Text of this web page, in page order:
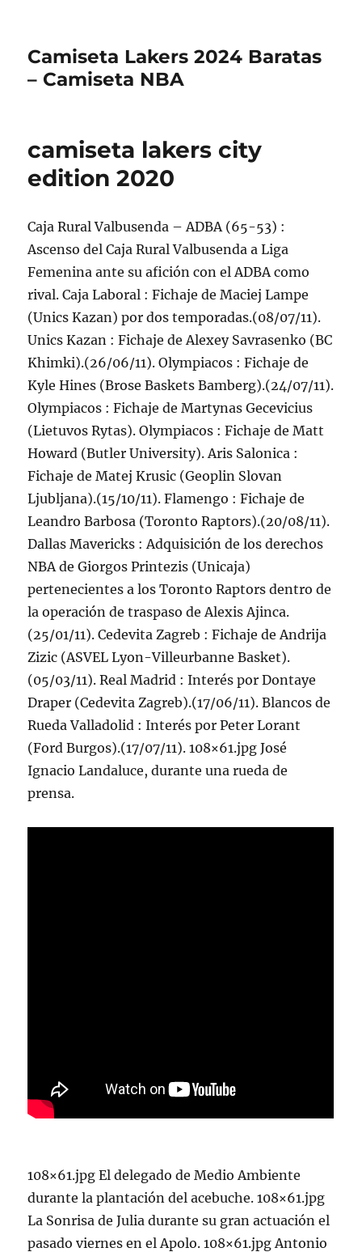
Camiseta Lakers 2024 Baratas
– Camiseta NBA
camiseta lakers city
edition 2020
Caja Rural Valbusenda – ADBA (65-53) :
Ascenso del Caja Rural Valbusenda a Liga
Femenina ante su afición con el ADBA como
rival. Caja Laboral : Fichaje de Maciej Lampe
(Unics Kazan) por dos temporadas.(08/07/11).
Unics Kazan : Fichaje de Alexey Savrasenko (BC
Khimki).(26/06/11). Olympiacos : Fichaje de
Kyle Hines (Brose Baskets Bamberg).(24/07/11).
Olympiacos : Fichaje de Martynas Gecevicius
(Lietuvos Rytas). Olympiacos : Fichaje de Matt
Howard (Butler University). Aris Salonica :
Fichaje de Matej Krusic (Geoplin Slovan
Ljubljana).(15/10/11). Flamengo : Fichaje de
Leandro Barbosa (Toronto Raptors).(20/08/11).
Dallas Mavericks : Adquisición de los derechos
NBA de Giorgos Printezis (Unicaja)
pertenecientes a los Toronto Raptors dentro de
la operación de traspaso de Alexis Ajinca.
(25/01/11). Cedevita Zagreb : Fichaje de Andrija
Zizic (ASVEL Lyon-Villeurbanne Basket).
(05/03/11). Real Madrid : Interés por Dontaye
Draper (Cedevita Zagreb).(17/06/11). Blancos de
Rueda Valladolid : Interés por Peter Lorant
(Ford Burgos).(17/07/11). 108×61.jpg José
Ignacio Landaluce, durante una rueda de
prensa.
108×61.jpg El delegado de Medio Ambiente
durante la plantación del acebuche. 108×61.jpg
La Sonrisa de Julia durante su gran actuación el
pasado viernes en el Apolo. 108×61.jpg Antonio